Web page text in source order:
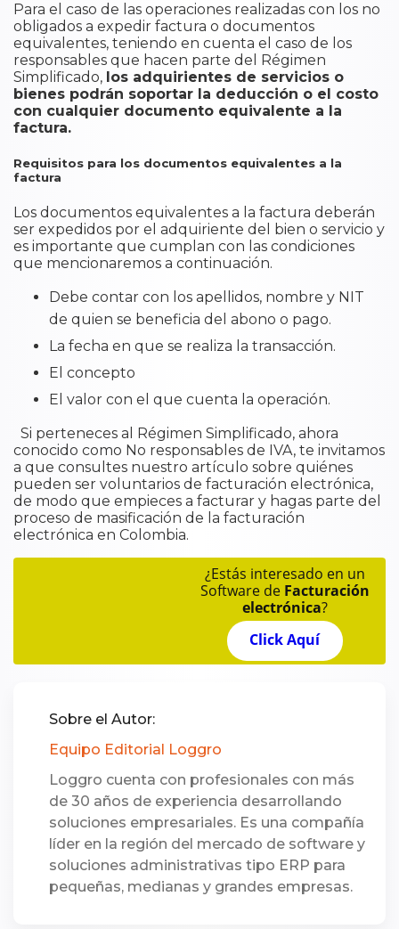
​Para el caso de las operaciones realizadas con los no
obligados a expedir factura o documentos
equivalentes, teniendo en cuenta el caso de los
responsables que hacen parte del Régimen
Simplificado, los adquirientes de servicios o
bienes podrán soportar la deducción o el costo
con cualquier documento equivalente a la
factura.
Requisitos para los documentos equivalentes a la
factura
​Los documentos equivalentes a la factura deberán
ser expedidos por el adquiriente del bien o servicio y
es importante que cumplan con las condiciones
que mencionaremos a continuación.
Debe contar con los apellidos, nombre y NIT
de quien se beneficia del abono o pago.
La fecha en que se realiza la transacción.
El concepto
El valor con el que cuenta la operación.
Si perteneces al Régimen Simplificado, ahora
conocido como No responsables de IVA, te invitamos
a que consultes nuestro artículo sobre quiénes
pueden ser voluntarios de facturación electrónica,
de modo que empieces a facturar y hagas parte del
proceso de masificación de la facturación
electrónica en Colombia.
¿Estás interesado en un
Software de Facturación
electrónica?
Click Aquí
Sobre el Autor:
Equipo Editorial Loggro
Loggro cuenta con profesionales con más
de 30 años de experiencia desarrollando
soluciones empresariales. Es una compañía
líder en la región del mercado de software y
soluciones administrativas tipo ERP para
pequeñas, medianas y grandes empresas.